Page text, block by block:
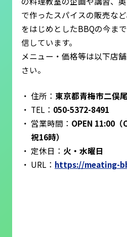
で作ったスパイスの販売な
をはじめとしたBBQの今ま
信しています。
メニュー・価格等は以下店
さい。
住所： 東京都青梅市二俣
TEL： 050-5372-8491
営業時間： OPEN 11:00（
祝16時）
定休日： 火・水曜日
URL： https://meating-